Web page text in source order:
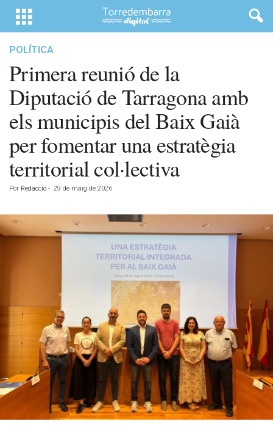
POLÍTICA
Primera reunió de la
Diputació de Tarragona amb
els municipis del Baix Gaià
per fomentar una estratègia
territorial col·lectiva
Por Redacció - 29 de maig de 2026